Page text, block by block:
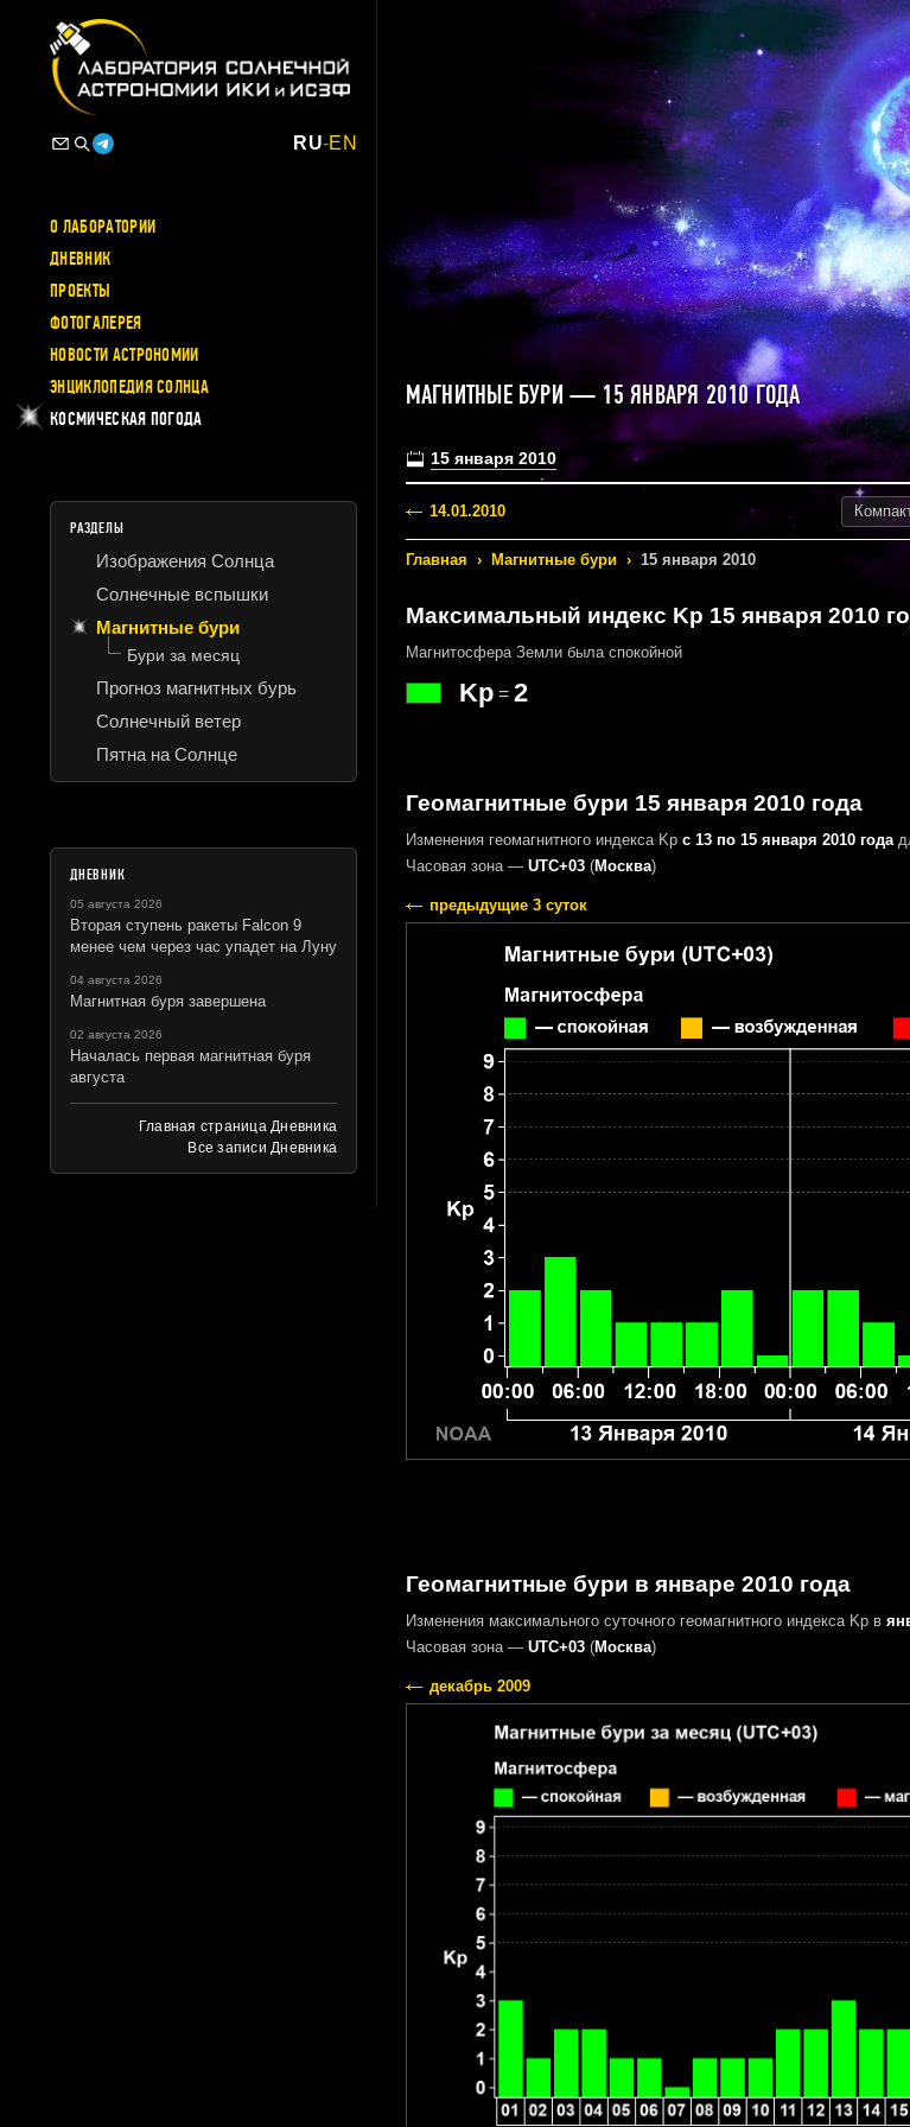
RU-EN
О ЛАБОРАТОРИИ
ДНЕВНИК
ПРОЕКТЫ
ФОТОГАЛЕРЕЯ
НОВОСТИ АСТРОНОМИИ
ЭНЦИКЛОПЕДИЯ СОЛНЦА
КОСМИЧЕСКАЯ ПОГОДА
РАЗДЕЛЫ
Изображения Солнца
Солнечные вспышки
Магнитные бури
Бури за месяц
Прогноз магнитных бурь
Солнечный ветер
Пятна на Солнце
ДНЕВНИК
05 августа 2026
Вторая ступень ракеты Falcon 9
менее чем через час упадет на Луну
04 августа 2026
Магнитная буря завершена
02 августа 2026
Началась первая магнитная буря
августа
Главная страница Дневника
Все записи Дневника
МАГНИТНЫЕ БУРИ — 15 ЯНВАРЯ 2010 ГОДА
15 января 2010
14.01.2010
Главная › Магнитные бури › 15 января 2010
Максимальный индекс Kp 15 января 2010
Магнитосфера Земли была спокойной
Kp= 2
Геомагнитные бури 15 января 2010 года
Изменения геомагнитного индекса Kp с 13 по 15 января 2010 года
Часовая зона — UTC+03(Москва)
предыдущие 3 суток
Геомагнитные бури в январе 2010 года
Изменения максимального суточного геомагнитного индекса Kp в
Часовая зона — UTC+03(Москва)
декабрь 2009